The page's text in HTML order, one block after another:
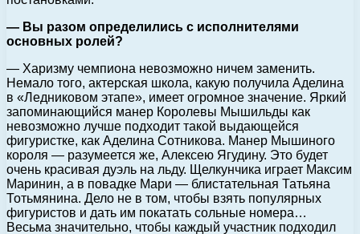
— Вы разом определились с исполнителями
основных ролей?
— Харизму чемпиона невозможно ничем заменить.
Немало того, актерская школа, какую получила Аделина
в «Ледниковом этапе», имеет огромное значение. Яркий
запоминающийся манер Королевы Мышильды как
невозможно лучше подходит такой выдающейся
фигуристке, как Аделина Сотникова. Манер Мышиного
короля — разумеется же, Алексею Ягудину. Это будет
очень красивая дуэль на льду. Щелкунчика играет Максим
Маринин, а в повадке Мари — блистательная Татьяна
Тотьмянина. Дело не в том, чтобы взять популярных
фигуристов и дать им покатать сольные номера…
Весьма значительно, чтобы каждый участник подходил